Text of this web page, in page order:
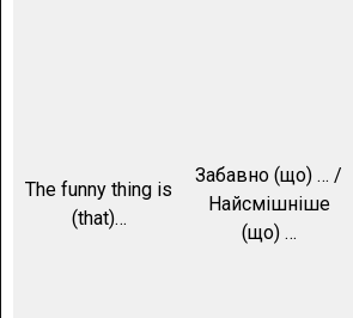
The funny thing is
(that)…
Забавно (що) … /
Найсмішніше
(що) …